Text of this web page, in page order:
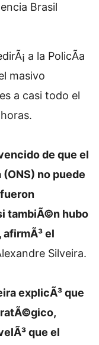
Brasil
a la PolicÃ­a
masivo
a casi todo el
de que el
no puede
tambiÃ©n hubo
afirmÃ³ el
Silveira.
explicÃ³ que
que el